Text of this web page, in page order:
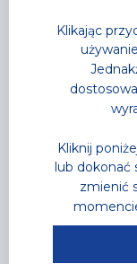
Aktualności
Noc
wszyscy
najgorętsza
Klikając
Kliknij
lub dokonać
zmienić